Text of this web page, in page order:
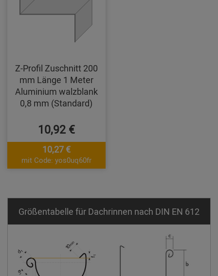
Z-Profil Zuschnitt 200
mm Länge 1 Meter
Aluminium walzblank
0,8 mm (Standard)
10,92 €
10,27 €
mit Code: yos0uq60fr
Größentabelle für Dachrinnen nach DIN EN 612